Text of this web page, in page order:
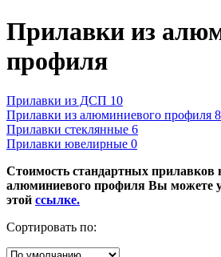
Прилавки из
профиля
Прилавки из ДСП 10
Прилавки из алюминиевого профиля 8
Прилавки стеклянные 6
Прилавки ювелирные 0
Стоимость стандартных прилавков
алюминиевого профиля Вы можете
этой ссылке.
Сортировать по: